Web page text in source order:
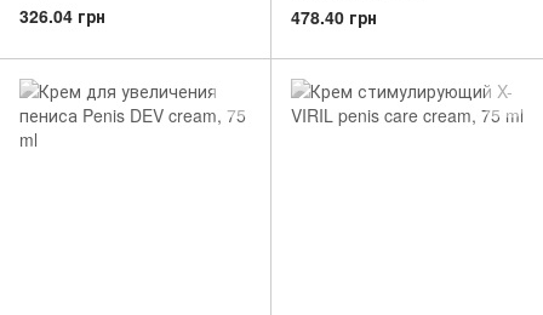
326.04 грн 478.40 грн